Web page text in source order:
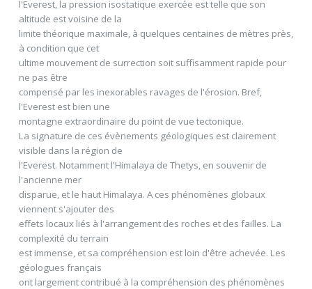
l'Everest, la pression isostatique exercée est telle que son
altitude est voisine de la
limite théorique maximale, à quelques centaines de mètres près,
à condition que cet
ultime mouvement de surrection soit suffisamment rapide pour
ne pas être
compensé par les inexorables ravages de l'érosion. Bref,
l'Everest est bien une
montagne extraordinaire du point de vue tectonique.
La signature de ces évènements géologiques est clairement
visible dans la région de
l'Everest. Notamment l'Himalaya de Thetys, en souvenir de
l'ancienne mer
disparue, et le haut Himalaya. A ces phénomènes globaux
viennent s'ajouter des
effets locaux liés à l'arrangement des roches et des failles. La
complexité du terrain
est immense, et sa compréhension est loin d'être achevée. Les
géologues français
ont largement contribué à la compréhension des phénomènes